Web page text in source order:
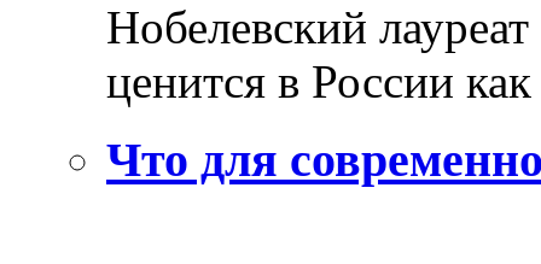
Нобелевский
ценится в России
Что для